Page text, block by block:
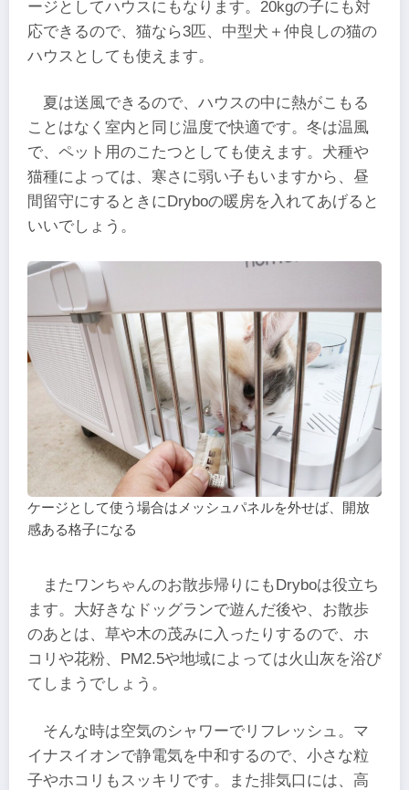
ージとしてハウスにもなります。20kgの子にも対
応できるので、猫なら3匹、中型犬＋仲良しの猫の
ハウスとしても使えます。
夏は送風できるので、ハウスの中に熱がこもる
ことはなく室内と同じ温度で快適です。冬は温風
で、ペット用のこたつとしても使えます。犬種や
猫種によっては、寒さに弱い子もいますから、昼
間留守にするときにDryboの暖房を入れてあげると
いいでしょう。
ケージとして使う場合はメッシュパネルを外せば、開放
感ある格子になる
またワンちゃんのお散歩帰りにもDryboは役立ち
ます。大好きなドッグランで遊んだ後や、お散歩
のあとは、草や木の茂みに入ったりするので、ホ
コリや花粉、PM2.5や地域によっては火山灰を浴び
てしまうでしょう。
そんな時は空気のシャワーでリフレッシュ。マ
イナスイオンで静電気を中和するので、小さな粒
子やホコリもスッキリです。また排気口には、高